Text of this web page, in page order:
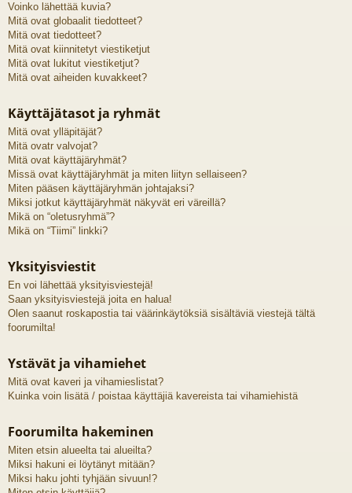
Voinko lähettää kuvia?
Mitä ovat globaalit tiedotteet?
Mitä ovat tiedotteet?
Mitä ovat kiinnitetyt viestiketjut
Mitä ovat lukitut viestiketjut?
Mitä ovat aiheiden kuvakkeet?
Käyttäjätasot ja ryhmät
Mitä ovat ylläpitäjät?
Mitä ovatr valvojat?
Mitä ovat käyttäjäryhmät?
Missä ovat käyttäjäryhmät ja miten liityn sellaiseen?
Miten pääsen käyttäjäryhmän johtajaksi?
Miksi jotkut käyttäjäryhmät näkyvät eri väreillä?
Mikä on “oletusryhmä”?
Mikä on “Tiimi” linkki?
Yksityisviestit
En voi lähettää yksityisviestejä!
Saan yksityisviestejä joita en halua!
Olen saanut roskapostia tai väärinkäytöksiä sisältäviä viestejä tältä
foorumilta!
Ystävät ja vihamiehet
Mitä ovat kaveri ja vihamieslistat?
Kuinka voin lisätä / poistaa käyttäjiä kavereista tai vihamiehistä
Foorumilta hakeminen
Miten etsin alueelta tai alueilta?
Miksi hakuni ei löytänyt mitään?
Miksi haku johti tyhjään sivuun!?